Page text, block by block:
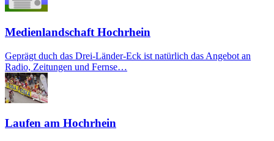
Medienlandschaft Hochrhein
Geprägt duch das Drei-Länder-Eck ist natürlich das Angebot an
Radio, Zeitungen und Fernse…
Laufen am Hochrhein